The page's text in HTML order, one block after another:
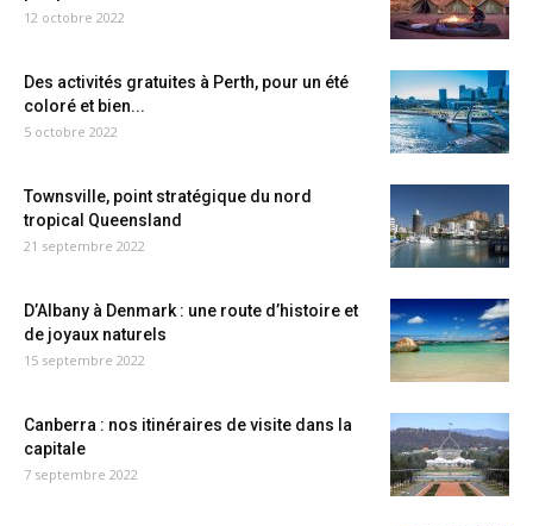
12 octobre 2022
Des activités gratuites à Perth, pour un été
coloré et bien...
5 octobre 2022
Townsville, point stratégique du nord
tropical Queensland
21 septembre 2022
D’Albany à Denmark : une route d’histoire et
de joyaux naturels
15 septembre 2022
Canberra : nos itinéraires de visite dans la
capitale
7 septembre 2022